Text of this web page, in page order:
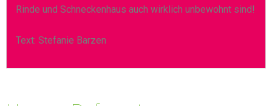
Rinde und Schneckenhaus auch wirklich unbewohnt sind!
Text: Stefanie Barzen